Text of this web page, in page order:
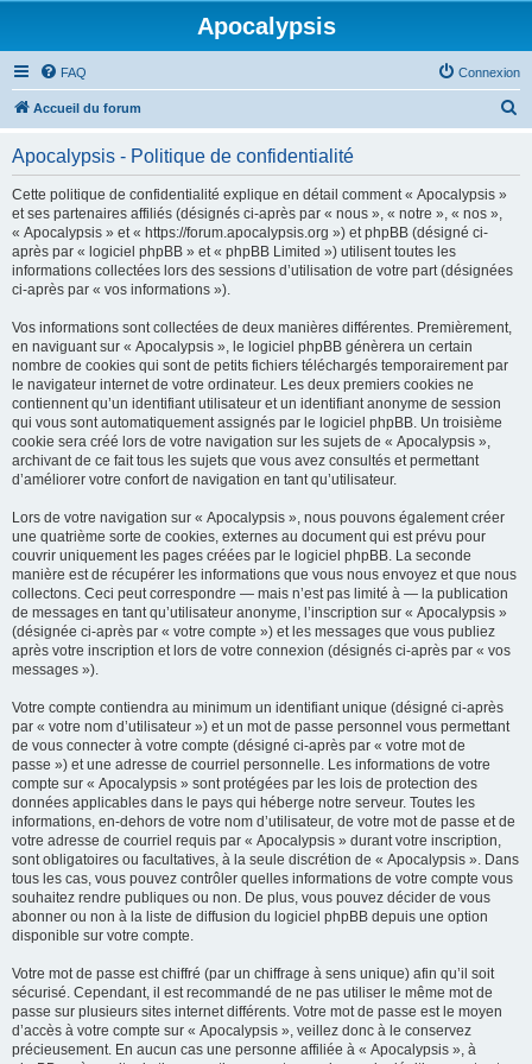
Apocalypsis
FAQ Connexion
Accueil du forum
Apocalypsis - Politique de confidentialité
Cette politique de confidentialité explique en détail comment « Apocalypsis »
et ses partenaires affiliés (désignés ci-après par « nous », « notre », « nos »,
« Apocalypsis » et « https://forum.apocalypsis.org ») et phpBB (désigné ci-
après par « logiciel phpBB » et « phpBB Limited ») utilisent toutes les
informations collectées lors des sessions d’utilisation de votre part (désignées
ci-après par « vos informations »).
Vos informations sont collectées de deux manières différentes. Premièrement,
en naviguant sur « Apocalypsis », le logiciel phpBB génèrera un certain
nombre de cookies qui sont de petits fichiers téléchargés temporairement par
le navigateur internet de votre ordinateur. Les deux premiers cookies ne
contiennent qu’un identifiant utilisateur et un identifiant anonyme de session
qui vous sont automatiquement assignés par le logiciel phpBB. Un troisième
cookie sera créé lors de votre navigation sur les sujets de « Apocalypsis »,
archivant de ce fait tous les sujets que vous avez consultés et permettant
d’améliorer votre confort de navigation en tant qu’utilisateur.
Lors de votre navigation sur « Apocalypsis », nous pouvons également créer
une quatrième sorte de cookies, externes au document qui est prévu pour
couvrir uniquement les pages créées par le logiciel phpBB. La seconde
manière est de récupérer les informations que vous nous envoyez et que nous
collectons. Ceci peut correspondre — mais n’est pas limité à — la publication
de messages en tant qu’utilisateur anonyme, l’inscription sur « Apocalypsis »
(désignée ci-après par « votre compte ») et les messages que vous publiez
après votre inscription et lors de votre connexion (désignés ci-après par « vos
messages »).
Votre compte contiendra au minimum un identifiant unique (désigné ci-après
par « votre nom d’utilisateur ») et un mot de passe personnel vous permettant
de vous connecter à votre compte (désigné ci-après par « votre mot de
passe ») et une adresse de courriel personnelle. Les informations de votre
compte sur « Apocalypsis » sont protégées par les lois de protection des
données applicables dans le pays qui héberge notre serveur. Toutes les
informations, en-dehors de votre nom d’utilisateur, de votre mot de passe et de
votre adresse de courriel requis par « Apocalypsis » durant votre inscription,
sont obligatoires ou facultatives, à la seule discrétion de « Apocalypsis ». Dans
tous les cas, vous pouvez contrôler quelles informations de votre compte vous
souhaitez rendre publiques ou non. De plus, vous pouvez décider de vous
abonner ou non à la liste de diffusion du logiciel phpBB depuis une option
disponible sur votre compte.
Votre mot de passe est chiffré (par un chiffrage à sens unique) afin qu’il soit
sécurisé. Cependant, il est recommandé de ne pas utiliser le même mot de
passe sur plusieurs sites internet différents. Votre mot de passe est le moyen
d’accès à votre compte sur « Apocalypsis », veillez donc à le conservez
précieusement. En aucun cas une personne affiliée à « Apocalypsis », à